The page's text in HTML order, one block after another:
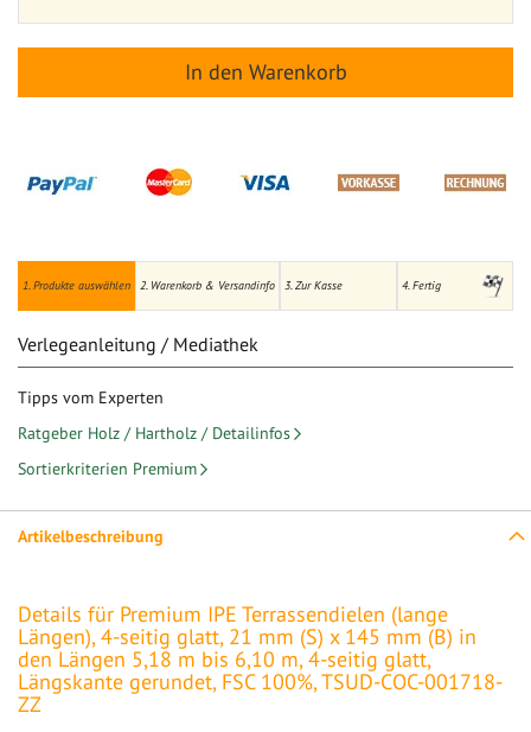
1. Produkte auswählen 2. Warenkorb & Versandinfo 3. Zur Kasse 4. Fertig
In den Warenkorb
Artikelbeschreibung
Details für Premium IPE Terrassendielen (lange
Längen), 4-seitig glatt, 21 mm (S) x 145 mm (B) in
den Längen 5,18 m bis 6,10 m, 4-seitig glatt,
Längskante gerundet, FSC 100%, TSUD-COC-001718-
ZZ
Verlegeanleitung / Mediathek
Tipps vom Experten
Ratgeber Holz / Hartholz / Detailinfos
Sortierkriterien Premium